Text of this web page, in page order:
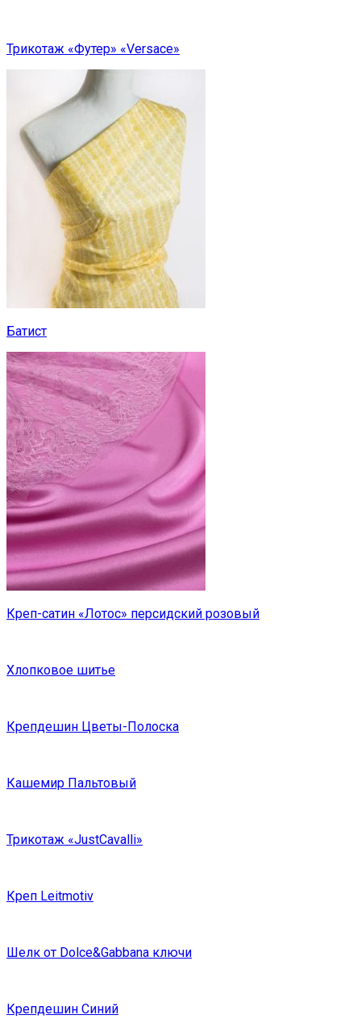
Трикотаж «Футер» «Versace»
Батист
Креп-сатин «Лотос» персидский розовый
Хлопковое шитье
Крепдешин Цветы-Полоска
Кашемир Пальтовый
Трикотаж «JustCavalli»
Креп Leitmotiv
Шелк от Dolce&Gabbana ключи
Крепдешин Синий